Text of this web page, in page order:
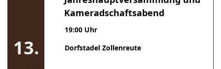
13.
Kameradschaftsabend
19:00 Uhr
Dorfstadel Zollenreute